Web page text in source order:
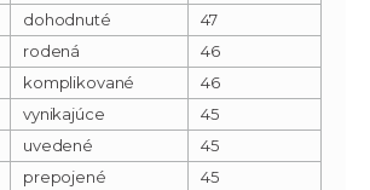
dohodnuté
47
rodená
46
komplikované
46
vynikajúce
45
uvedené
45
prepojené
45